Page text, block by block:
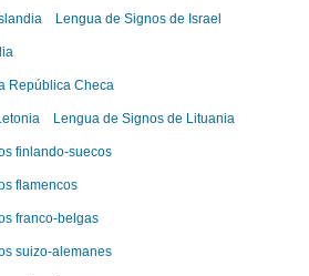
Lengua de Signos de Israel
República Checa
Lengua de Signos de Lituania
finlando-suecos
flamencos
franco-belgas
suizo-alemanes